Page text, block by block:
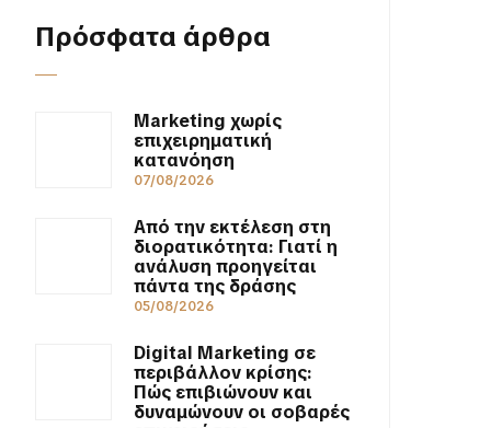
Πρόσφατα άρθρα
Marketing χωρίς
επιχειρηματική
κατανόηση
07/08/2026
Από την εκτέλεση στη
διορατικότητα: Γιατί η
ανάλυση προηγείται
πάντα της δράσης
05/08/2026
Digital Marketing σε
περιβάλλον κρίσης:
Πώς επιβιώνουν και
δυναμώνουν οι σοβαρές